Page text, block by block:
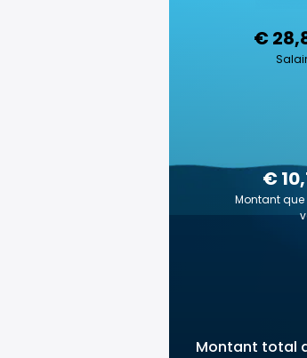
€
€
Montant que
Montant total